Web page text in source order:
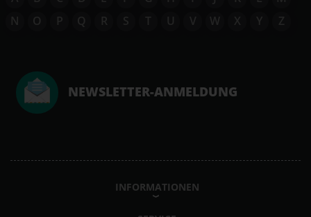
N
O P Q R S T U V W X Y Z
NEWSLETTER-ANMELDUNG
INFORMATIONEN